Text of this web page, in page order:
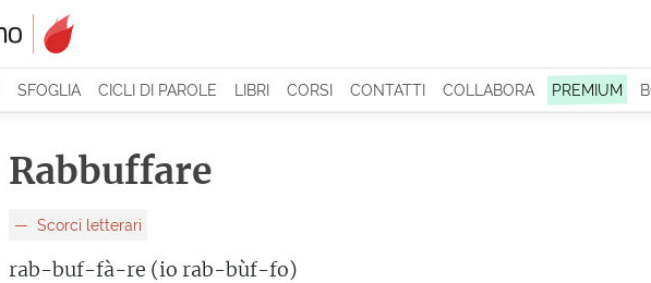
SFOGLIA CICLI DI PAROLE LIBRI CORSI CONTATTI COLLABORA PREMIUM
Rabbuffare
Scorci letterari
rab-buf-fà-re (io rab-bùf-fo)